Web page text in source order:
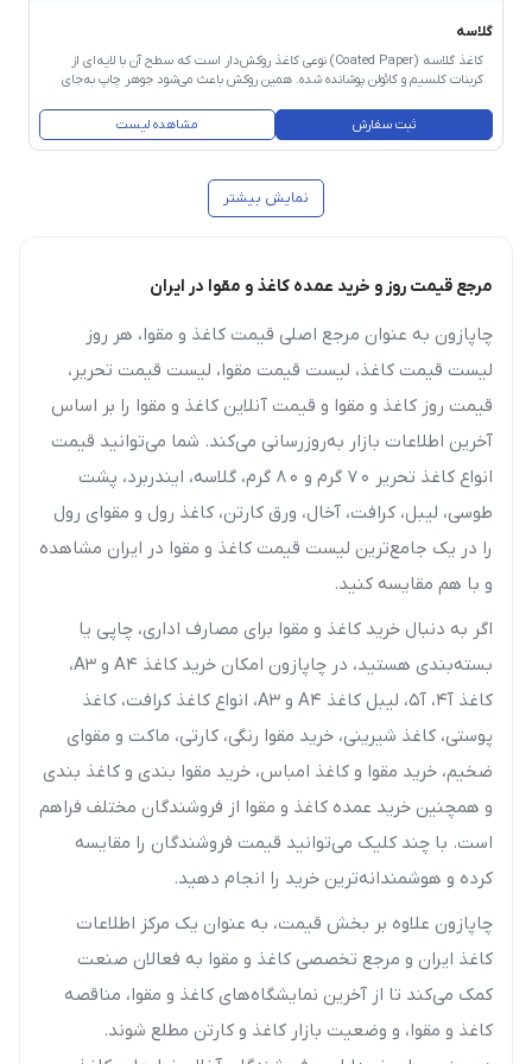
گلاسه
کاغذ گلاسه (Coated Paper) نوعی کاغذ روکش‌دار است که سطح آن با لایه‌ای از
کربنات کلسیم و کائولن پوشانده شده. همین روکش باعث می‌شود جوهر چاپ به‌جای
جزئیات ریزتری چاپ شوند. کاغذ گلاسه به دو نوع اصلی تقسیم می‌شود: براق
(Glossy) که بازتاب نور بالایی دارد و برای تصاویر رنگی جذاب‌تر است، و مات (Matt)
که بازتاب کمتری دارد و خواندن متن روی آن راحت‌تر است. گرماژ این کاغذ از ۸۰ تا
ثبت سفارش مشاهده لیست
نمایش بیشتر
مرجع قیمت روز و خرید عمده کاغذ و مقوا در ایران
چاپازون به عنوان مرجع اصلی قیمت کاغذ و مقوا، هر روز
لیست قیمت کاغذ، لیست قیمت مقوا، لیست قیمت تحریر ،
قیمت روز کاغذ و مقوا و قیمت آنلاین کاغذ و مقوا را بر اساس
آخرین اطلاعات بازار به‌روزرسانی می‌کند. شما می‌توانید قیمت
انواع کاغذ تحریر ۷۰ گرم و ۸۰ گرم، گلاسه، ایندربرد، پشت
طوسی، لیبل، کرافت، آخال، ورق کارتن، کاغذ رول و مقوای رول
را در یک جامع‌ترین لیست قیمت کاغذ و مقوا در ایران مشاهده
و با هم مقایسه کنید.
اگر به دنبال خرید کاغذ و مقوا برای مصارف اداری، چاپی یا
بسته‌بندی هستید، در چاپازون امکان خرید کاغذ A4 و A3
،
کاغذ آ۴، آ۵، لیبل کاغذ A4 و A3، انواع کاغذ کرافت، کاغذ
پوستی، کاغذ شیرینی، خرید مقوا رنگی، کارتی، ماکت و مقوای
ضخیم، خرید مقوا و کاغذ امباس، خرید مقوا بندی و کاغذ بندی
و همچنین خرید عمده کاغذ و مقوا از فروشندگان مختلف فراهم
است. با چند کلیک می‌توانید قیمت فروشندگان را مقایسه
کرده و هوشمندانه‌ترین خرید را انجام دهید.
چاپازون علاوه بر بخش قیمت، به عنوان یک مرکز اطلاعات
کاغذ ایران و مرجع تخصصی کاغذ و مقوا به فعالان صنعت
کمک می‌کند تا از آخرین نمایشگاه‌های کاغذ و مقوا، مناقصه
کاغذ و مقوا، و وضعیت بازار کاغذ و کارتن مطلع شوند.